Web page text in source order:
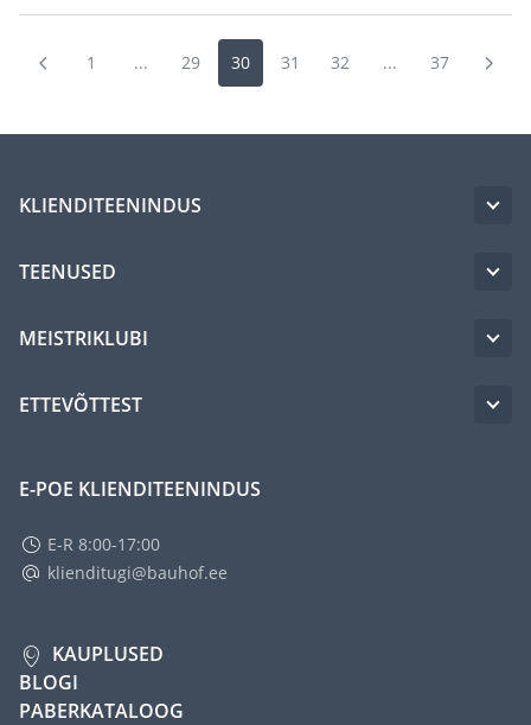
1 ... 29 30 31 32 ... 37
KLIENDITEENINDUS
TEENUSED
MEISTRIKLUBI
ETTEVÕTTEST
E-POE KLIENDITEENINDUS
E-R 8:00-17:00
klienditugi@bauhof.ee
KAUPLUSED
BLOGI
PABERKATALOOG